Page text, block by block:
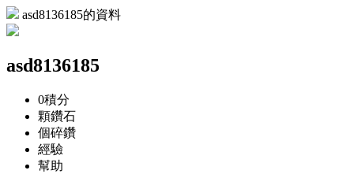
asd8136185的資料
asd8136185
0積分
顆鑽石
個碎鑽
經驗
幫助